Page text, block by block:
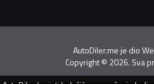
AutoDiler.me je dio
Copyright© 2026. Sva